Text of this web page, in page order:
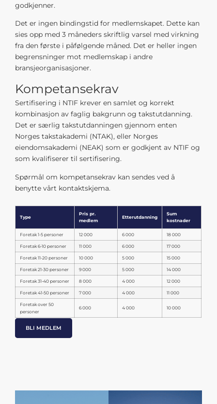
godkjenner.
Det er ingen bindingstid for medlemskapet. Dette kan
sies opp med 3 måneders skriftlig varsel med virkning
fra den første i påfølgende måned. Det er heller ingen
begrensninger mot medlemskap i andre
bransjeorganisasjoner.
Kompetansekrav
Sertifisering i NTIF krever en samlet og korrekt
kombinasjon av faglig bakgrunn og takstutdanning.
Det er særlig takstutdanningen gjennom enten
Norges takstakademi (NTAK), eller Norges
eiendomsakademi (NEAK) som er godkjent av NTIF og
som kvalifiserer til sertifisering.
Spørmål om kompetansekrav kan sendes ved å
benytte vårt kontaktskjema.
Type
Pris pr.
medlem
Etterutdanning
Sum
kostnader
Foretak 1-5 personer 12 000 6 000 18 000
Foretak 6-10 personer 11 000 6 000 17 000
Foretak 11-20 personer 10 000 5 000 15 000
Foretak 21-30 personer 9 000 5 000 14 000
Foretak 31-40 personer 8 000 4 000 12 000
Foretak 41-50 personer 7 000 4 000 11 000
Foretak over 50
personer
6 000 4 000 10 000
BLI MEDLEM